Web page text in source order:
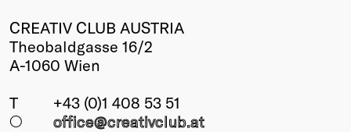
CREATIV CLUB AUSTRIA
Theobaldgasse 16/2
A-1060 Wien
T
+43 (0)1 408 53 51
○
office@creativclub.at